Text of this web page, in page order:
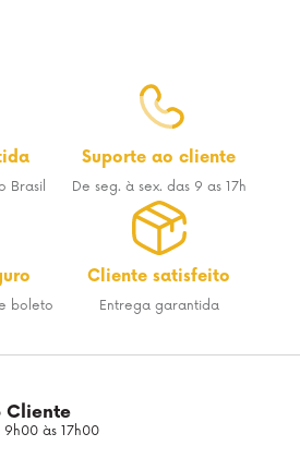
Brasil
Suporte ao cliente
De seg. à sex. das 9 as 17h
boleto
Cliente satisfeito
Entrega garantida
Cliente
às 17h00